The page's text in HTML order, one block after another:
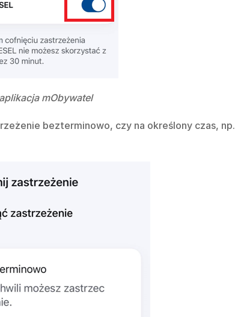
mObywatel
bezterminowo, czy na określony czas, np.